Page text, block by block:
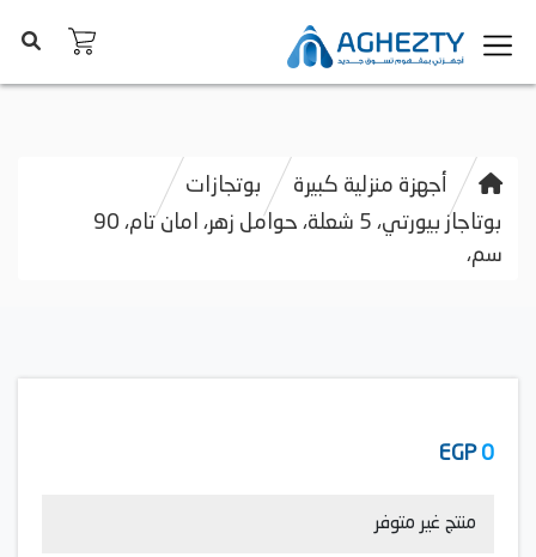
أجهزة منزلية كبيرة
بوتجازات
بوتاجاز بيورتي، 5 شعلة، حوامل زهر، امان تام، 90
سم،
0
EGP
منتج غير متوفر